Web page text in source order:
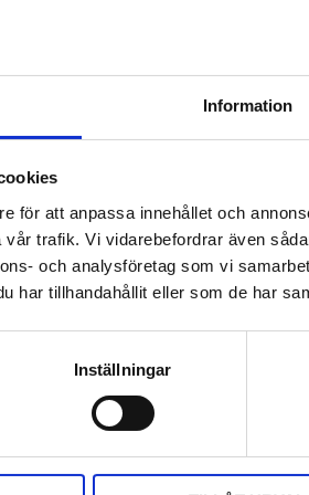
Information
för att anpassa innehållet och
trafik. Vi vidarebefordrar även
och analysföretag som vi
har tillhandahållit eller som de har
Inställningar
säkrast i nytt klister.
a
c
w
i
i
n